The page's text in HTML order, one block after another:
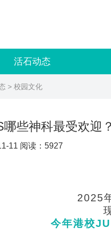
活石动态
> 校园文化
哪些神科最受欢迎
11 阅读：5927
2025
今年港校